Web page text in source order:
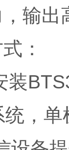
输
：
装
，